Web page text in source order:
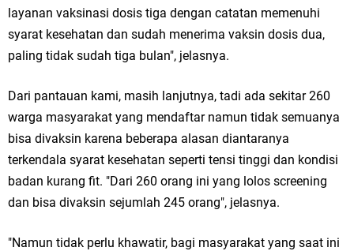
Nila Yani Apresiasi Launching Komunitas Gowes dan Pasar Ahad
Jajanan Jadul di Ecopark Randuagung
Qurban dari Bupati & Kepala DPMPTSP Gresik
DPC PDI Perjuangan Gresik Tebar Berkah Idul Adha, Bagikan Daging
Kurban untuk Ratusan Warga
layanan vaksinasi dosis tiga dengan catatan memenuhi
syarat kesehatan dan sudah menerima vaksin dosis dua,
paling tidak sudah tiga bulan", jelasnya.
Dari pantauan kami, masih lanjutnya, tadi ada sekitar 260
warga masyarakat yang mendaftar namun tidak semuanya
bisa divaksin karena beberapa alasan diantaranya
terkendala syarat kesehatan seperti tensi tinggi dan kondisi
badan kurang fit. "Dari 260 orang ini yang lolos screening
dan bisa divaksin sejumlah 245 orang", jelasnya.
"Namun tidak perlu khawatir, bagi masyarakat yang saat ini